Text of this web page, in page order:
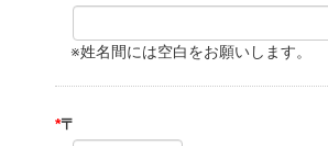
※姓名間には空白をお願いします。
*〒